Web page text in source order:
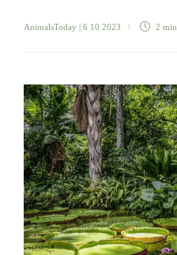
AnimalsToday | 6 10 2023 2 min